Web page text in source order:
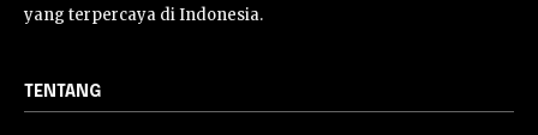
yang terpercaya di Indonesia.
TENTANG